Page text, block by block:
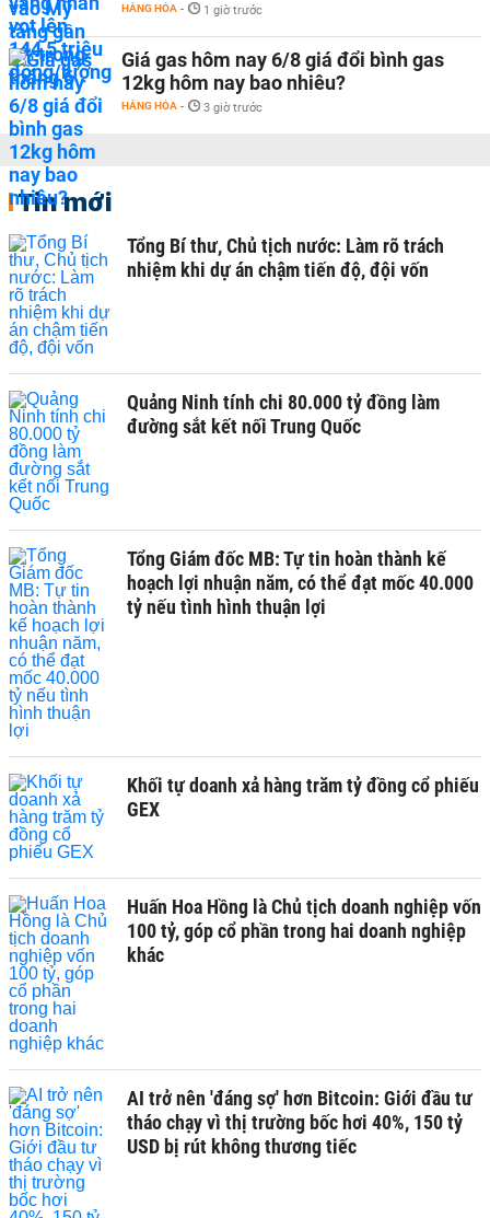
HÀNG HÓA - 1 giờ trước
Giá gas hôm nay 6/8 giá đổi bình gas
12kg hôm nay bao nhiêu?
HÀNG HÓA - 3 giờ trước
Tin mới
Tổng Bí thư, Chủ tịch nước: Làm rõ trách
nhiệm khi dự án chậm tiến độ, đội vốn
Quảng Ninh tính chi 80.000 tỷ đồng làm
đường sắt kết nối Trung Quốc
Tổng Giám đốc MB: Tự tin hoàn thành kế
hoạch lợi nhuận năm, có thể đạt mốc 40.000
tỷ nếu tình hình thuận lợi
Khối tự doanh xả hàng trăm tỷ đồng cổ phiếu
GEX
Huấn Hoa Hồng là Chủ tịch doanh nghiệp vốn
100 tỷ, góp cổ phần trong hai doanh nghiệp
khác
AI trở nên 'đáng sợ' hơn Bitcoin: Giới đầu tư
tháo chạy vì thị trường bốc hơi 40%, 150 tỷ
USD bị rút không thương tiếc